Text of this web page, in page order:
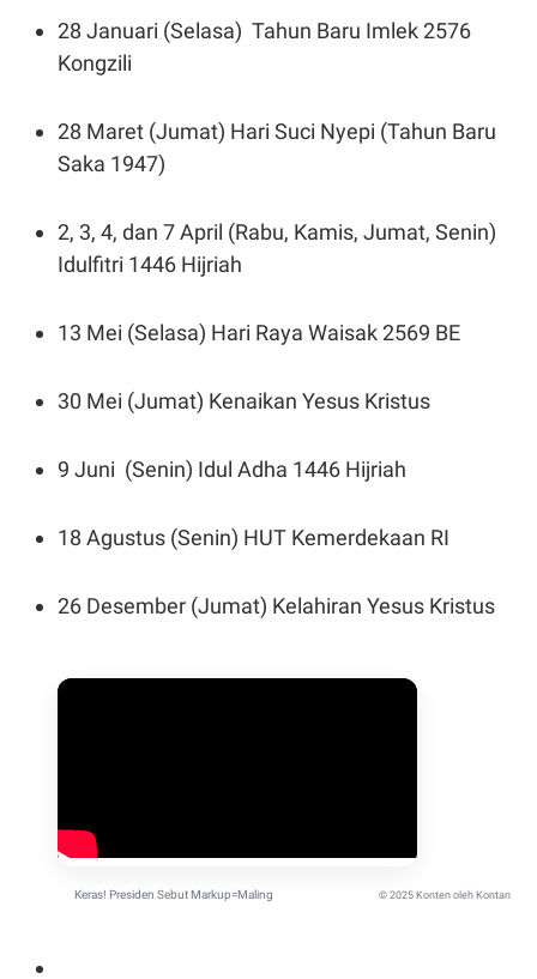
28 Januari (Selasa) Tahun Baru Imlek 2576
Kongzili
28 Maret (Jumat) Hari Suci Nyepi (Tahun Baru
Saka 1947)
2, 3, 4, dan 7 April (Rabu, Kamis, Jumat, Senin)
Idulfitri 1446 Hijriah
13 Mei (Selasa) Hari Raya Waisak 2569 BE
30 Mei (Jumat) Kenaikan Yesus Kristus
9 Juni (Senin) Idul Adha 1446 Hijriah
18 Agustus (Senin) HUT Kemerdekaan RI
26 Desember (Jumat) Kelahiran Yesus Kristus
Keras! Presiden Sebut Markup=Maling © 2025 Konten oleh Kontan